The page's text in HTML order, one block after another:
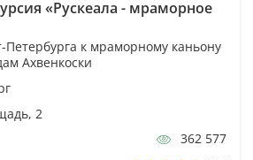
«Рускеала - мраморное
Петербурга к мраморному каньону
Ахвенкоски
2
362 577